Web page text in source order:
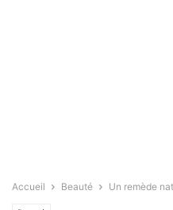
Accueil Beauté Un remède